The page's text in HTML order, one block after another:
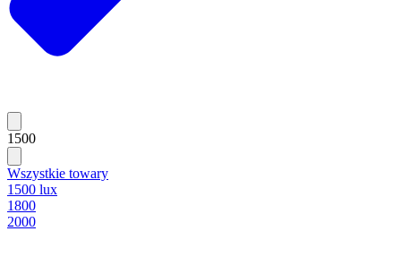
1500
Wszystkie towary
1500 lux
1800
2000